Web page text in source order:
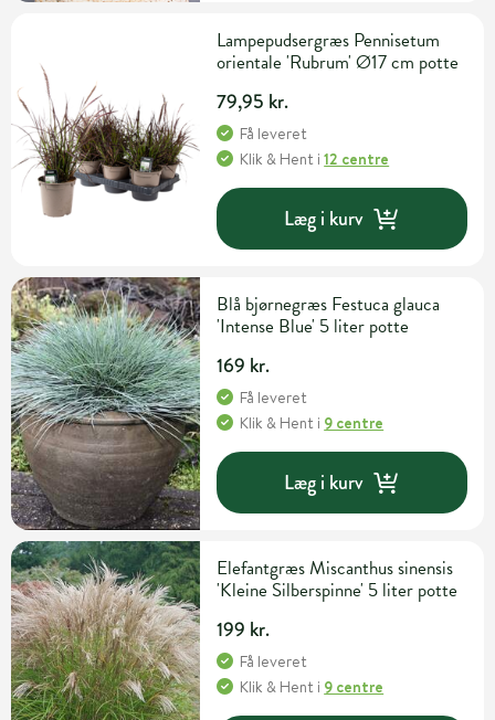
Lampepudsergræs Pennisetum
orientale 'Rubrum' Ø17 cm potte
79,95 kr.
Få leveret
Klik & Hent i12 centre
Læg i kurv
Blå bjørnegræs Festuca glauca
'Intense Blue' 5 liter potte
169 kr.
Få leveret
Klik & Hent i 9 centre
Læg i kurv
Elefantgræs Miscanthus sinensis
'Kleine Silberspinne' 5 liter potte
199 kr.
Få leveret
Klik & Hent i 9 centre